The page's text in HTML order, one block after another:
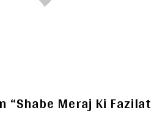
“Shabe Meraj Ki